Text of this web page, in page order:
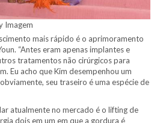
Imagem
mais rápido é o aprimoramento
“Antes eram apenas implantes e
tratamentos não cirúrgicos para
Eu acho que Kim desempenhou um
seu traseiro é uma espécie de
atualmente no mercado é o lifting de
dois em um em que a gordura é